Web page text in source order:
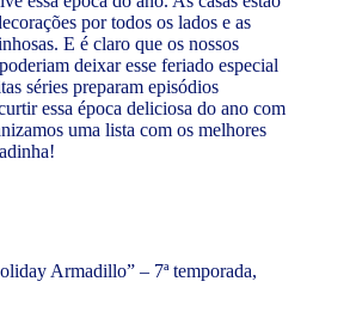
por todos os lados e as
E é claro que os nossos
deixar esse feriado especial
séries preparam episódios
essa época deliciosa do ano com
uma lista com os melhores
Armadillo” – 7ª temporada,